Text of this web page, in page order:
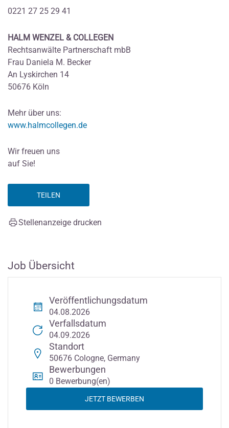
0221 27 25 29 41
HALM WENZEL & COLLEGEN
Rechtsanwälte Partnerschaft mbB
Frau Daniela M. Becker
An Lyskirchen 14
50676 Köln
Mehr über uns:
www.halmcollegen.de
Wir freuen uns
auf Sie!
TEILEN
Stellenanzeige drucken
Job Übersicht
Veröffentlichungsdatum
04.08.2026
Verfallsdatum
04.09.2026
Standort
50676 Cologne, Germany
Bewerbungen
0 Bewerbung(en)
JETZT BEWERBEN